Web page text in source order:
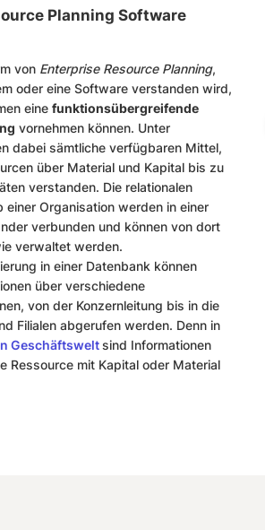
Planning Software
von Enterprise Resource Planning,
oder eine Software verstanden wird,
eine funktionsübergreifende
vornehmen können. Unter
dabei sämtliche verfügbaren Mittel,
über Material und Kapital bis zu
verstanden. Die relationalen
einer Organisation werden in einer
verbunden und können von dort
verwaltet werden.
in einer Datenbank können
über verschiedene
von der Konzernleitung bis in die
Filialen abgerufen werden. Denn in
Geschäftsweltsind Informationen
Ressource mit Kapital oder Material